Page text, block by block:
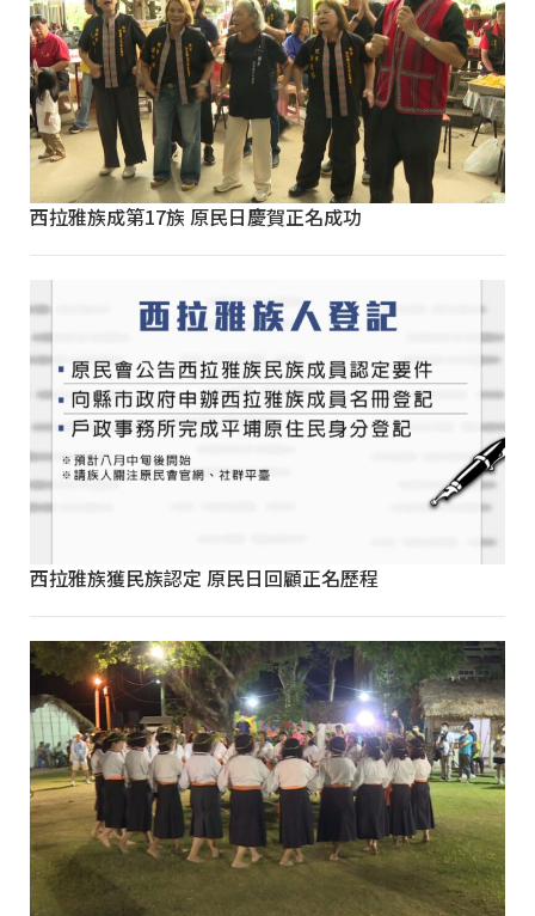
西拉雅族成第17族 原民日慶賀正名成功
西拉雅族獲民族認定 原民日回顧正名歷程